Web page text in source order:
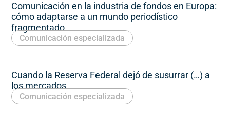
Comunicación en la industria de fondos en Europa:
cómo adaptarse a un mundo periodístico
fragmentado
Comunicación especializada
Cuando la Reserva Federal dejó de susurrar (…) a
los mercados
Comunicación especializada